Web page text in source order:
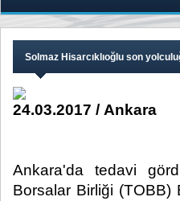
Solmaz Hisarcıklıoğlu son
24.03.2017 / Ankara
Ankara'da tedavi
Borsalar Birliği (TOBB)